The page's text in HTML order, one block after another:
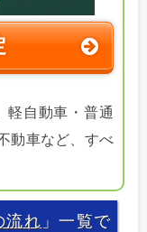
軽自動車・普通
動車など、すべ
流れ 」一覧で